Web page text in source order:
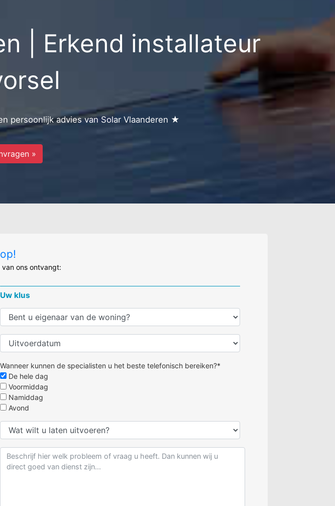
Smeel
Vaart
| Erkend installateur
persoonlijk advies van Solar Vlaanderen ★
»
ons ontvangt:
Uw klus
Wanneer kunnen de specialisten u het beste telefonisch bereiken?*
De hele dag
Voormiddag
Namiddag
Avond